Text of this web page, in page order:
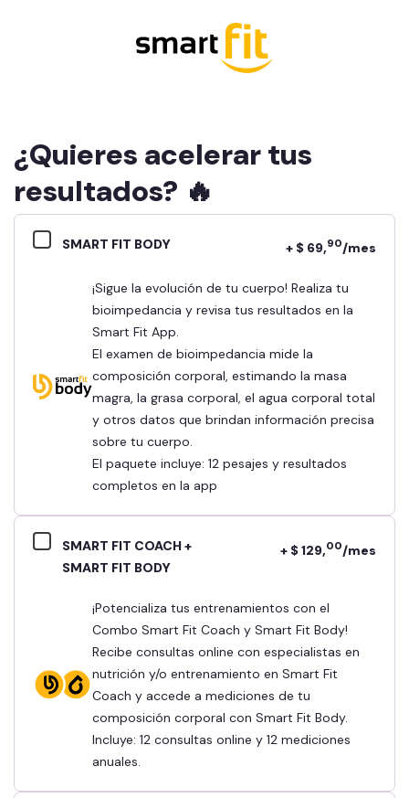
¿Quieres acelerar tus
resultados? 🔥
SMART FIT BODY + $ 69,90/mes
¡Sigue la evolución de tu cuerpo! Realiza tu
bioimpedancia y revisa tus resultados en la
Smart Fit App.
El examen de bioimpedancia mide la
composición corporal, estimando la masa
magra, la grasa corporal, el agua corporal total
y otros datos que brindan información precisa
sobre tu cuerpo.
El paquete incluye: 12 pesajes y resultados
completos en la app
SMART FIT COACH +
SMART FIT BODY
+ $ 129,00/mes
¡Potencializa tus entrenamientos con el
Combo Smart Fit Coach y Smart Fit Body!
Recibe consultas online con especialistas en
nutrición y/o entrenamiento en Smart Fit
Coach y accede a mediciones de tu
composición corporal con Smart Fit Body.
Incluye: 12 consultas online y 12 mediciones
anuales.